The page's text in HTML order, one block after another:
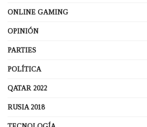
ONLINE GAMING
OPINIÓN
PARTIES
POLÍTICA
QATAR 2022
RUSIA 2018